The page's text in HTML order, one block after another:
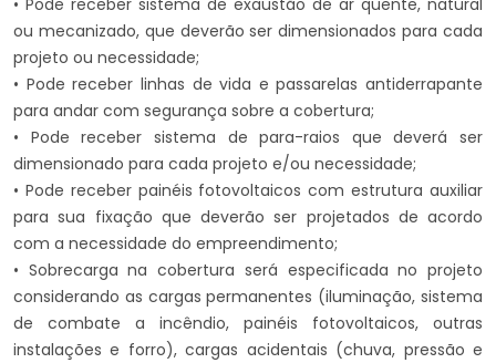
ou mecanizado, que deverão ser dimensionados para cada
projeto ou necessidade;
• Pode receber linhas de vida e passarelas antiderrapante
para andar com segurança sobre a cobertura;
• Pode receber sistema de para-raios que deverá ser
dimensionado para cada projeto e/ou necessidade;
• Pode receber painéis fotovoltaicos com estrutura auxiliar
para sua fixação que deverão ser projetados de acordo
com a necessidade do empreendimento;
• Sobrecarga na cobertura será especificada no projeto
considerando as cargas permanentes (iluminação, sistema
de combate a incêndio, painéis fotovoltaicos, outras
instalações e forro), cargas acidentais (chuva, pressão e